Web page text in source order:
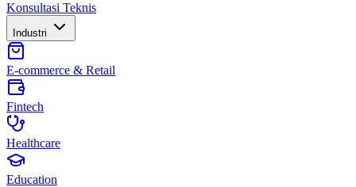
Konsultasi Teknis
Industri
E-commerce & Retail
Fintech
Healthcare
Education